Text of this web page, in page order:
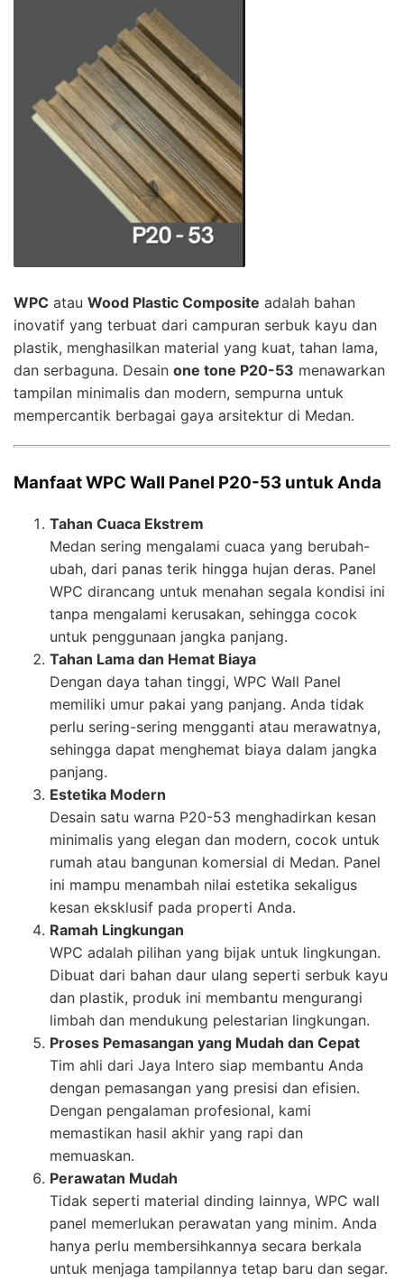
WPC atau Wood Plastic Composite adalah bahan
inovatif yang terbuat dari campuran serbuk kayu dan
plastik, menghasilkan material yang kuat, tahan lama,
dan serbaguna. Desain one tone P20-53 menawarkan
tampilan minimalis dan modern, sempurna untuk
mempercantik berbagai gaya arsitektur di Medan.
Manfaat WPC Wall Panel P20-53 untuk Anda
Tahan Cuaca Ekstrem
Medan sering mengalami cuaca yang berubah-
ubah, dari panas terik hingga hujan deras. Panel
WPC dirancang untuk menahan segala kondisi ini
tanpa mengalami kerusakan, sehingga cocok
untuk penggunaan jangka panjang.
Tahan Lama dan Hemat Biaya
Dengan daya tahan tinggi, WPC Wall Panel
memiliki umur pakai yang panjang. Anda tidak
perlu sering-sering mengganti atau merawatnya,
sehingga dapat menghemat biaya dalam jangka
panjang.
Estetika Modern
Desain satu warna P20-53 menghadirkan kesan
minimalis yang elegan dan modern, cocok untuk
rumah atau bangunan komersial di Medan. Panel
ini mampu menambah nilai estetika sekaligus
kesan eksklusif pada properti Anda.
Ramah Lingkungan
WPC adalah pilihan yang bijak untuk lingkungan.
Dibuat dari bahan daur ulang seperti serbuk kayu
dan plastik, produk ini membantu mengurangi
limbah dan mendukung pelestarian lingkungan.
Proses Pemasangan yang Mudah dan Cepat
Tim ahli dari Jaya Intero siap membantu Anda
dengan pemasangan yang presisi dan efisien.
Dengan pengalaman profesional, kami
memastikan hasil akhir yang rapi dan
memuaskan.
Perawatan Mudah
Tidak seperti material dinding lainnya, WPC wall
panel memerlukan perawatan yang minim. Anda
hanya perlu membersihkannya secara berkala
untuk menjaga tampilannya tetap baru dan segar.